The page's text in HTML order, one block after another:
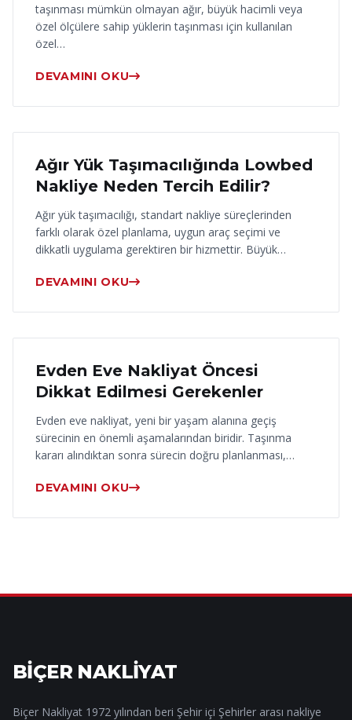
taşınması mümkün olmayan ağır, büyük hacimli veya
özel ölçülere sahip yüklerin taşınması için kullanılan
özel…
DEVAMINI OKU
17 Haziran 2026
Ağır Yük Taşımacılığında Lowbed
Nakliye Neden Tercih Edilir?
Ağır yük taşımacılığı, standart nakliye süreçlerinden
farklı olarak özel planlama, uygun araç seçimi ve
dikkatli uygulama gerektiren bir hizmettir. Büyük…
DEVAMINI OKU
16 Haziran 2026
Evden Eve Nakliyat Öncesi
Dikkat Edilmesi Gerekenler
Evden eve nakliyat, yeni bir yaşam alanına geçiş
sürecinin en önemli aşamalarından biridir. Taşınma
kararı alındıktan sonra sürecin doğru planlanması,…
DEVAMINI OKU
BİÇER NAKLİYAT
Biçer Nakliyat 1972 yılından beri Şehir içi Şehirler arası nakliye